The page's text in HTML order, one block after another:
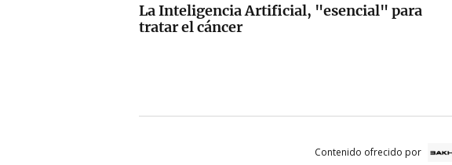
La Inteligencia Artificial, "esencial" para
tratar el cáncer
Contenido ofrecido por